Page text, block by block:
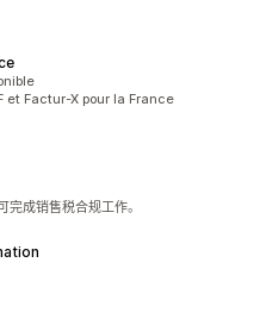
et Factur-X pour la France
成销售税合规工作。